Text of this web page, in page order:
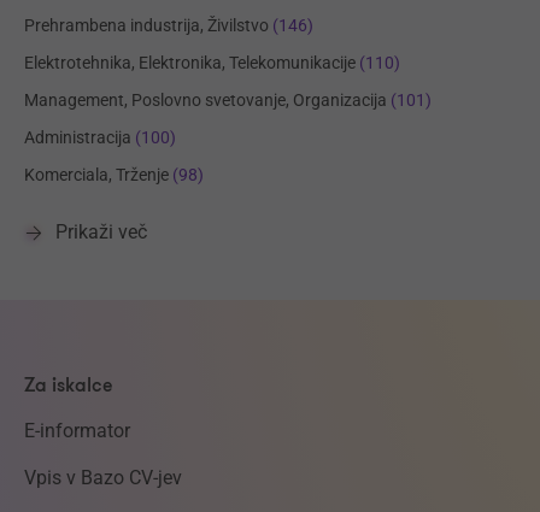
Prehrambena industrija, Živilstvo (146)
Elektrotehnika, Elektronika, Telekomunikacije (110)
Management, Poslovno svetovanje, Organizacija (101)
Administracija (100)
Komerciala, Trženje (98)
Prikaži več
Za iskalce
E-informator
Vpis v Bazo CV-jev